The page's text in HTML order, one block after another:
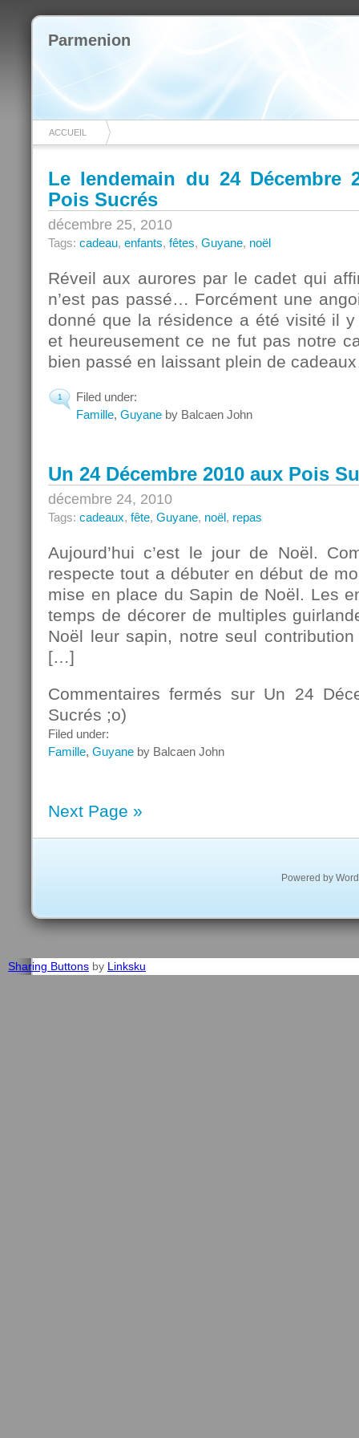
Parmenion
ACCUEIL
Le lendemain du 24 Décembre
Pois Sucrés
décembre 25, 2010
Tags: cadeau, enfants, fêtes, Guyane, noël
Réveil aux aurores par le cadet qui
n’est pas passé… Forcément une
donné que la résidence a été visité il
et heureusement ce ne fut pas notre
bien passé en laissant plein de
1
Filed under:
Famille, Guyane by Balcaen John
Un 24 Décembre 2010 aux Pois
décembre 24, 2010
Tags: cadeaux, fête, Guyane, noël, repas
Aujourd’hui c’est le jour de Noël.
respecte tout a débuter en début de
mise en place du Sapin de Noël. Les
temps de décorer de multiples
Noël leur sapin, notre seul
[…]
Commentaires fermés sur Un 24
Sucrés ;o)
Filed under:
Famille, Guyane by Balcaen John
Next Page »
Powered by
Sharing Buttons by Linksku